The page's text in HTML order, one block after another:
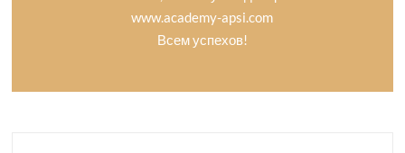
www.academy-apsi.com
Всем успехов!